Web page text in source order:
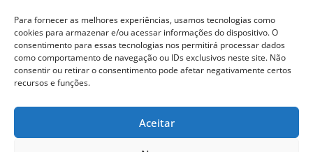
Para fornecer as melhores experiências, usamos tecnologias como
cookies para armazenar e/ou acessar informações do dispositivo. O
consentimento para essas tecnologias nos permitirá processar dados
como comportamento de navegação ou IDs exclusivos neste site. Não
consentir ou retirar o consentimento pode afetar negativamente certos
recursos e funções.
Aceitar
Todos os direitos reservados.